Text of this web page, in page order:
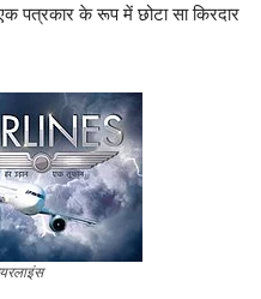
पत्रकार के रूप में छोटा सा किरदार